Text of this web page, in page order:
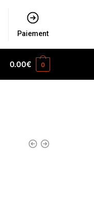
Paiement
0.00€ 0